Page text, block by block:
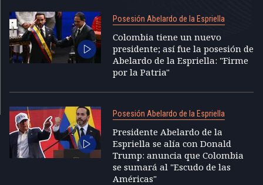
Posesión Abelardo de la Espriella
Colombia tiene un nuevo
presidente; así fue la posesión de
Abelardo de la Espriella: "Firme
por la Patria"
Posesión Abelardo de la Espriella
Presidente Abelardo de la
Espriella se alía con Donald
Trump: anuncia que Colombia
se sumará al "Escudo de las
Américas"